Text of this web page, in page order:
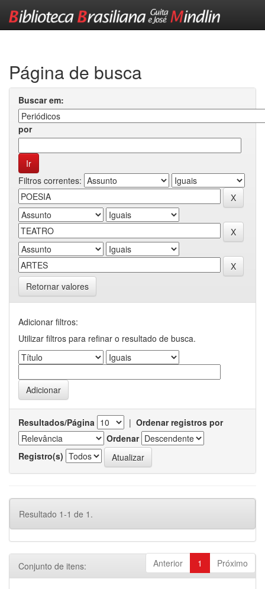
Página de busca
Buscar em:
por
Filtros correntes:
Retornar valores
Adicionar filtros:
Utilizar filtros para refinar o resultado de busca.
Resultados/Página | Ordenar registros por
Ordenar
Registro(s)
Resultado 1-1 de 1.
Anterior 1 Próximo
Conjunto de itens: